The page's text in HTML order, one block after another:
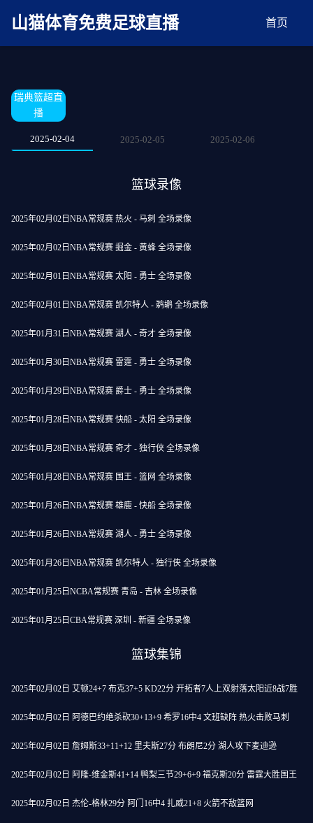
AV在线无码麻豆
山猫体育免费足球直播 首页
瑞典篮超直
播
2025-02-04 2025-02-05 2025-02-06
篮球录像
2025年02月02日NBA常规赛 热火 - 马刺 全场录像
2025年02月02日NBA常规赛 掘金 - 黄蜂 全场录像
2025年02月01日NBA常规赛 太阳 - 勇士 全场录像
2025年02月01日NBA常规赛 凯尔特人 - 鹈鹕 全场录像
2025年01月31日NBA常规赛 湖人 - 奇才 全场录像
2025年01月30日NBA常规赛 雷霆 - 勇士 全场录像
2025年01月29日NBA常规赛 爵士 - 勇士 全场录像
2025年01月28日NBA常规赛 快船 - 太阳 全场录像
2025年01月28日NBA常规赛 奇才 - 独行侠 全场录像
2025年01月28日NBA常规赛 国王 - 篮网 全场录像
2025年01月26日NBA常规赛 雄鹿 - 快船 全场录像
2025年01月26日NBA常规赛 湖人 - 勇士 全场录像
2025年01月26日NBA常规赛 凯尔特人 - 独行侠 全场录像
2025年01月25日NCBA常规赛 青岛 - 吉林 全场录像
2025年01月25日CBA常规赛 深圳 - 新疆 全场录像
篮球集锦
2025年02月02日 艾顿24+7 布克37+5 KD22分 开拓者7人上双射落太阳近8战7胜
2025年02月02日 阿德巴约绝杀砍30+13+9 希罗16中4 文班缺阵 热火击败马刺
2025年02月02日 詹姆斯33+11+12 里夫斯27分 布朗尼2分 湖人攻下麦迪逊
2025年02月02日 阿隆-维金斯41+14 鸭梨三节29+6+9 福克斯20分 雷霆大胜国王
2025年02月02日 杰伦-格林29分 阿门16中4 扎威21+8 火箭不敌篮网